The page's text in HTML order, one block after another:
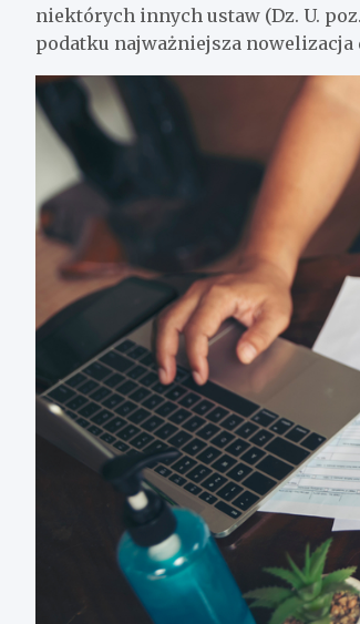
niektórych innych ustaw (Dz. U.
podatku najważniejsza nowelizacja